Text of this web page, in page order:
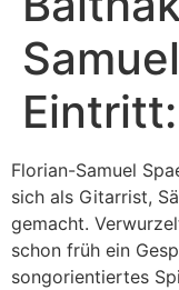
Florian-Samuel
sich als Gitarrist,
gemacht.
schon früh ein
songorientiertes